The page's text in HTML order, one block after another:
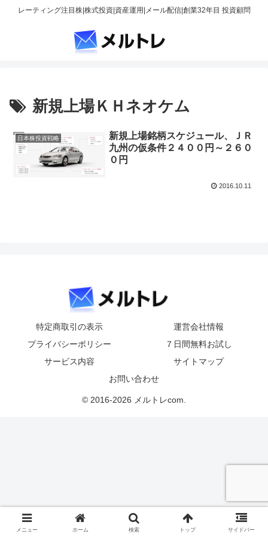
レーティング注目株|株式投資|資産運用|メール配信|創業32年目 投資顧問
新規上場ＫＨネオケム
日本株投資戦略
新規上場銘柄スケジュール、ＪＲ
九州の仮条件２４００円～２６０
０円
2016.10.11
特定商取引の表示
運営会社情報
プライバシーポリシー
７日間無料お試し
サービス内容
サイトマップ
お問い合わせ
© 2016-2026 メルトレcom.
メニュー ホーム 検索 トップ サイドバー